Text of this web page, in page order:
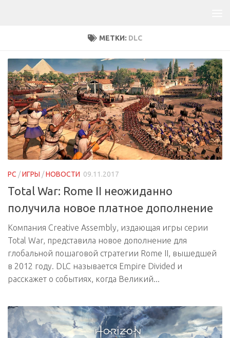
МЕТКИ: DLC
PC /ИГРЫ /НОВОСТИ 09.11.2017
Total War: Rome II неожиданно
получила новое платное дополнение
Компания Creative Assembly, издающая игры серии
Total War, представила новое дополнение для
глобальной пошаговой стратегии Rome II, вышедшей
в 2012 году. DLC называется Empire Divided и
расскажет о событиях, когда Великий...